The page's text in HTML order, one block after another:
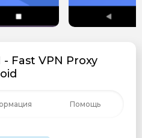
- Fast VPN Proxy
Помощь